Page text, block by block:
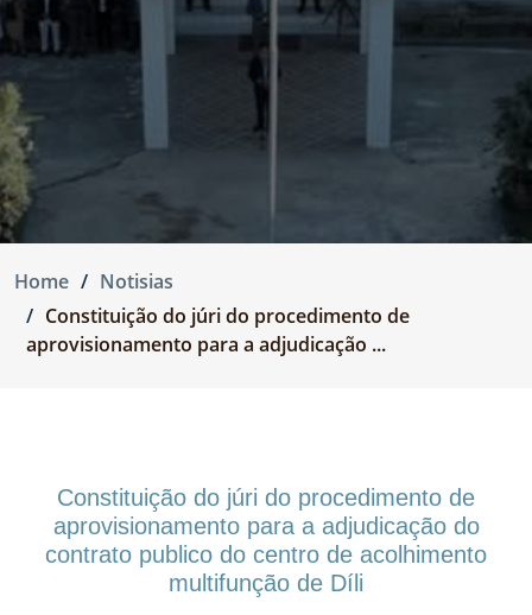
Home
Notisias
Constituição do júri do procedimento de
aprovisionamento para a adjudicação ...
Constituição do júri do procedimento de
aprovisionamento para a adjudicação do
contrato publico do centro de acolhimento
multifunção de Díli